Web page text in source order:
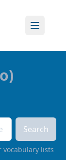
)
Search
vocabulary lists